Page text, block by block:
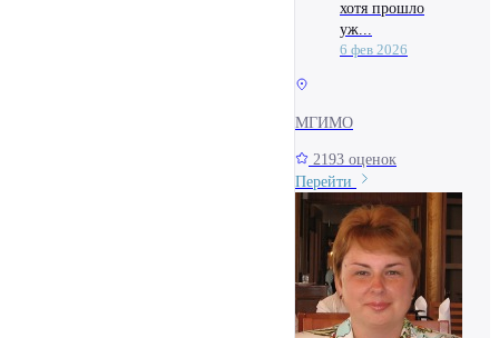
хотя прошло
уж...
6 фев 2026
МГИМО
2193 оценок
Перейти